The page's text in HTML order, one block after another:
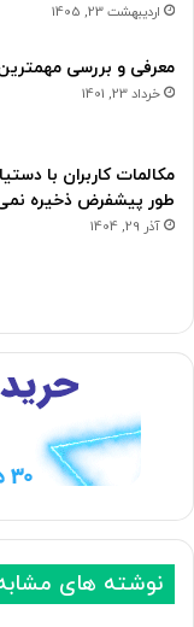
اردیبهشت 23, 1405
معرفی و بررسی
خرداد 23, 1401
مکالمات کاربران با
طور پیشفرض ذخیره
آذر 29, 1404
نوشته های